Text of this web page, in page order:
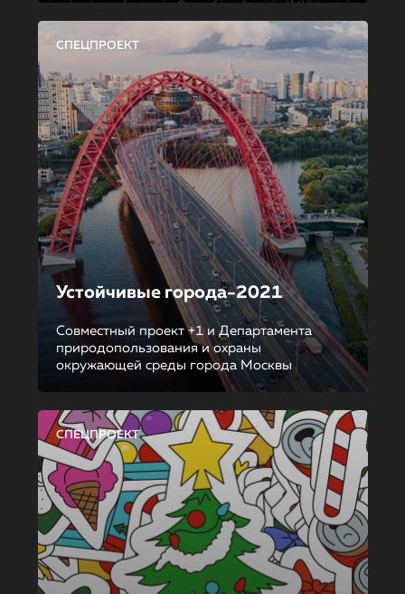
СПЕЦПРОЕКТ
Устойчивые города-2021
Совместный проект +1 и Департамента
природопользования и охраны
окружающей среды города Москвы
СПЕЦПРОЕКТ